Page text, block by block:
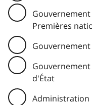
Premières
d'État
Administration